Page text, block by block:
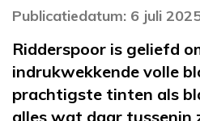
Publicatiedatum: 6 juli
Ridderspoor is geliefd
indrukwekkende volle
prachtigste tinten als
alles wat daar tussenin